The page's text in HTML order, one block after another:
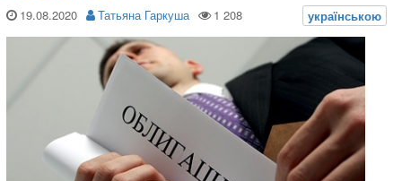
19.08.2020 Татьяна Гаркуша